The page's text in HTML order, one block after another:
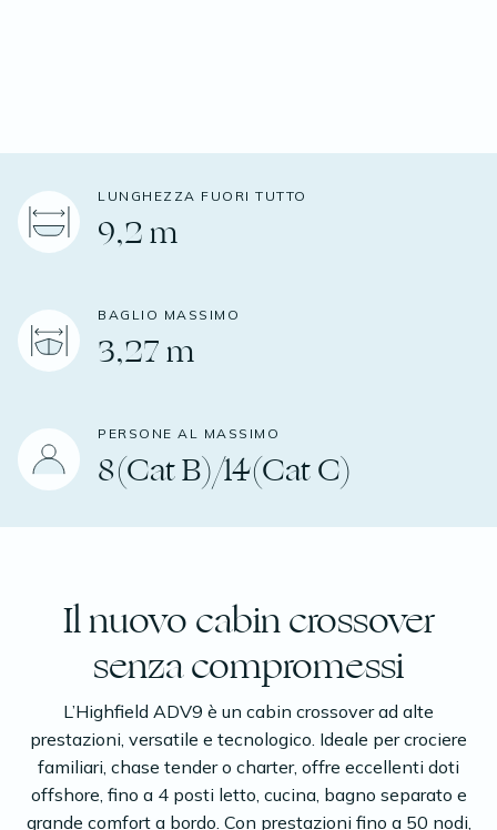
LUNGHEZZA FUORI TUTTO
9,2 m
BAGLIO MASSIMO
3,27 m
PERSONE AL MASSIMO
8(Cat B)/14(Cat C)
Il nuovo cabin crossover
senza compromessi
L’Highfield ADV9 è un cabin crossover ad alte
prestazioni, versatile e tecnologico. Ideale per crociere
familiari, chase tender o charter, offre eccellenti doti
offshore, fino a 4 posti letto, cucina, bagno separato e
grande comfort a bordo. Con prestazioni fino a 50 nodi,